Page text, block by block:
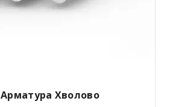
Арматура Хволово